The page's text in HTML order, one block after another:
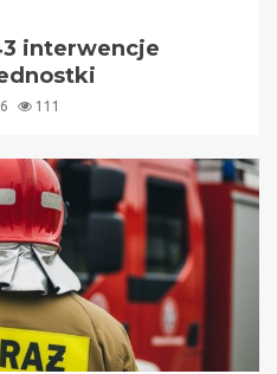
interwencje
111